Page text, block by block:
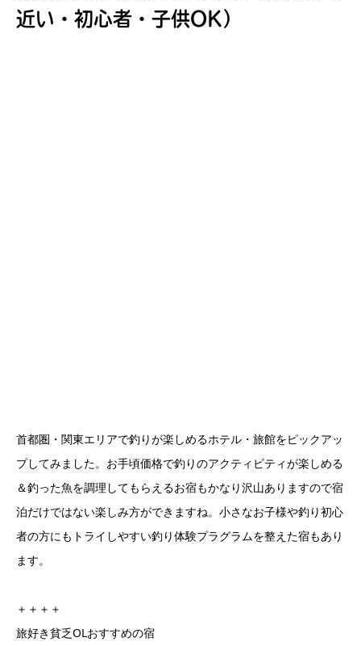
近い・初心者・子供OK）
首都圏・関東エリアで釣りが楽しめるホテル・旅館をピックアッ
プしてみました。お手頃価格で釣りのアクティビティが楽しめる
＆釣った魚を調理してもらえるお宿もかなり沢山ありますので宿
泊だけではない楽しみ方ができますね。小さなお子様や釣り初心
者の方にもトライしやすい釣り体験プラグラムを整えた宿もあり
ます。
＋＋＋＋
旅好き貧乏OLおすすめの宿